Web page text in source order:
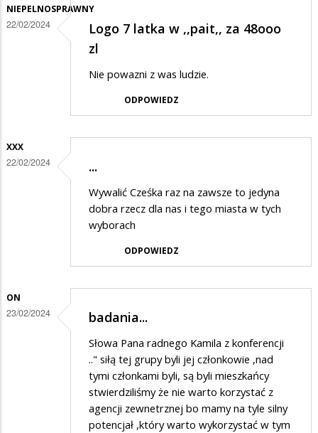
odpowiedzi
na
NIEPELNOSPRAWNY
22/02/2024
Logo 7 latka w ,,pait,, za 48ooo
zl
Nie powazni z was ludzie.
ODPOWIEDZ
XXX
22/02/2024 ...
Wywalić Cześka raz na zawsze to jedyna
dobra rzecz dla nas i tego miasta w tych
wyborach
ODPOWIEDZ
ON
23/02/2024 badania...
Słowa Pana radnego Kamila z konferencji
.." siłą tej grupy byli jej członkowie ,nad
tymi członkami byli, są byli mieszkańcy
stwierdziliśmy że nie warto korzystać z
agencji zewnetrznej bo mamy na tyle silny
potencjał ,który warto wykorzystać w tym